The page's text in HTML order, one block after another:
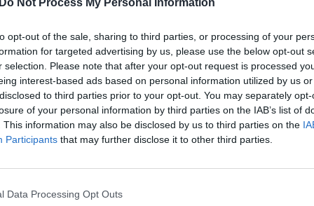
Do Not Process My Personal Information
opt-out of the sale, sharing to third parties, or processing of your
for targeted advertising by us, please use the below opt-out
selection. Please note that after your opt-out request is processed
interest-based ads based on personal information utilized by us
to third parties prior to your opt-out. You may separately
of your personal information by third parties on the IAB’s list of
This information may also be disclosed by us to third parties on the
Participants that may further disclose it to other third parties.
Data Processing Opt Outs
kratos Seimas Nemuno aušra
Visi įrašai